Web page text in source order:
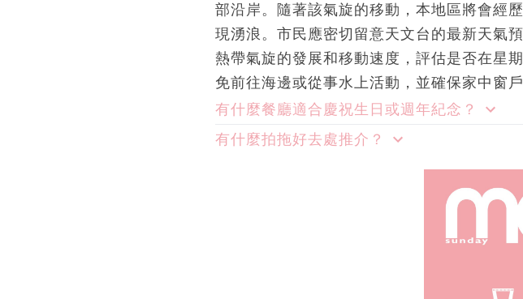
部沿岸。隨著該氣旋的移動，本地區將會經
現湧浪。市民應密切留意天文台的最新天氣
熱帶氣旋的發展和移動速度，評估是否在星
免前往海邊或從事水上活動，並確保家中窗
有什麼餐廳適合慶祝生日或週年紀念？
有什麼拍拖好去處推介？